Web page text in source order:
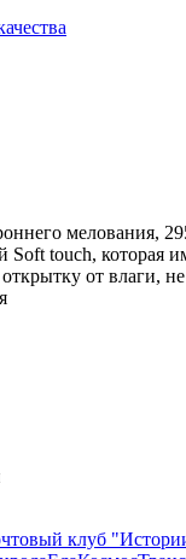
мелования,
Soft touch, которая
от влаги,
клуб